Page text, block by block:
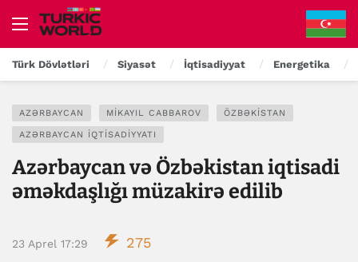
Türk Dövlətləri Siyasət İqtisadiyyat Energetika
AZƏRBAYCAN MIKAYIL CABBAROV ÖZBƏKISTAN
AZƏRBAYCAN IQTISADIYYATI
Azərbaycan və Özbəkistan iqtisadi
əməkdaşlığı müzakirə edilib
23 Aprel 17:29 275